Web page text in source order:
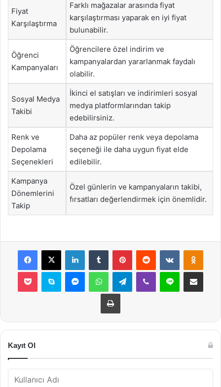
Fiyat
Karşılaştırma
Farklı mağazalar arasında fiyat
karşılaştırması yaparak en iyi fiyat
bulunabilir.
Öğrenci
Kampanyaları
Öğrencilere özel indirim ve
kampanyalardan yararlanmak faydalı
olabilir.
Sosyal Medya
Takibi
İkinci el satışları ve indirimleri sosyal
medya platformlarından takip
edebilirsiniz.
Renk ve
Depolama
Seçenekleri
Daha az popüler renk veya depolama
seçeneği ile daha uygun fiyat elde
edilebilir.
Kampanya
Dönemlerini
Takip
Özel günlerin ve kampanyaların takibi,
fırsatları değerlendirmek için önemlidir.
Facebook
X LinkedInTumblr PinterestReddit VKontakte
Pocket Skype MessengerWhatsAppTelegramViber Line E-Posta ile
Yazdır
Kayıt Ol